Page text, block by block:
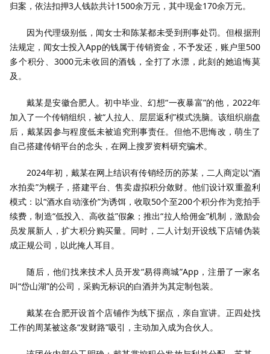
归案，依法扣押3人钱款共计1500余万元，其中现金170余万元。
因为代理级别低，闻女士和陈某都未受到刑事处罚。但根据刑
法规定，闻女士投入App的钱属于传销资金，不予发还，账户里500
多个积分、3000元未收回的酒钱，全打了水漂，此刻的她追悔莫
及。
戴某是安徽合肥人。初中毕业、幻想“一夜暴富”的他，2022年
加入了一个传销组织，被“人拉人、层层返利”模式洗脑。该组织崩盘
后，戴某因参与程度低未被追究刑事责任。但他不思悔改，萌生了
自己搭建传销平台的念头，在网上搜罗资料研究骗术。
2024年初，戴某在网上结识有传销经历的苏某，二人商定以“酒
水拍卖”为幌子，搭建平台、售卖虚拟积分敛财。他们设计双重盈利
模式：以“酒水自动涨价”为诱饵，收取50个至200个积分作为竞拍手
续费，制造“低投入、高收益”假象；推出“拉人给佣金”机制，激励会
员发展新人，扩大积分购买量。同时，二人计划开设线下店铺伪装
成正规公司，以此掩人耳目。
随后，他们找来技术人员开发“易得商城”App，注册了一家名
叫“岱山湖”的公司，采购无标识的白酒并为其定制包装。
戴某在合肥开设首个店铺作为线下据点，亲自宣讲。正四处找
工作的周某被这条“发财路”吸引，主动加入成为合伙人。